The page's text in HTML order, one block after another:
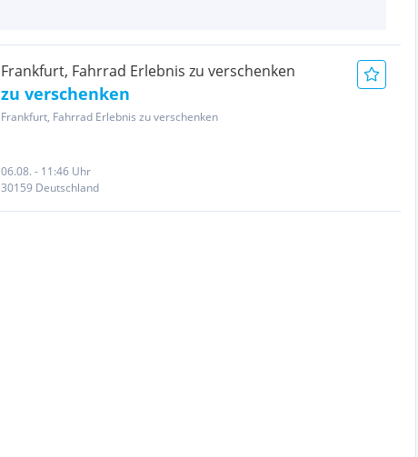
Frankfurt, Fahrrad Erlebnis zu verschenken
zu verschenken
Frankfurt, Fahrrad Erlebnis zu verschenken
06.08. - 11:46 Uhr
30159 Deutschland